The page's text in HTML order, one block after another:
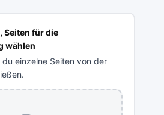
Seiten für die
wählen
einzelne Seiten von der